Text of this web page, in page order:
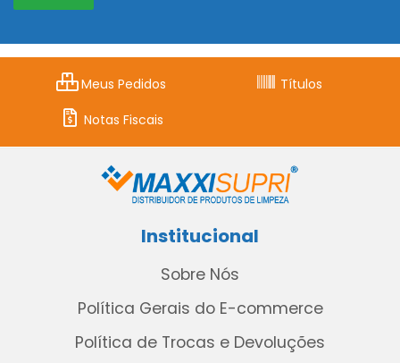
Meus Pedidos
Títulos
Notas Fiscais
Institucional
Sobre Nós
Política Gerais do E-commerce
Política de Trocas e Devoluções